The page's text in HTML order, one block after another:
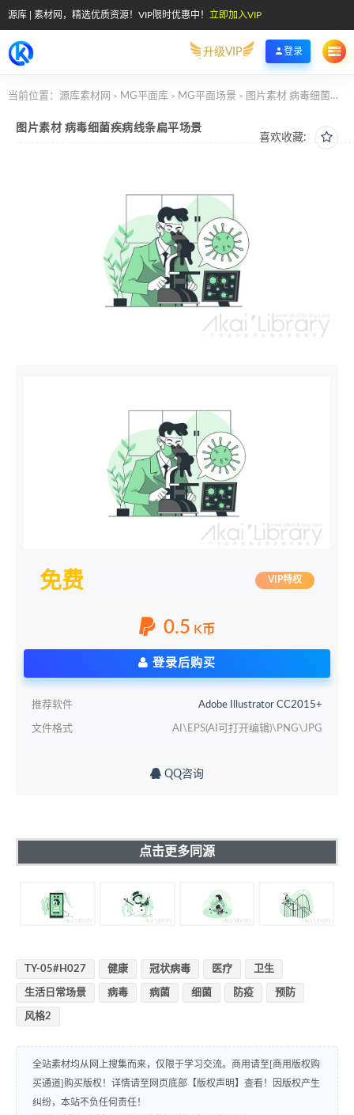
源库 | 素材网，精选优质资源！VIP限时优惠中！ 立即加入VIP
升级VIP 登录
当前位置： 源库素材网 > MG平面库 > MG平面场景 > 图片素材 病毒细菌疾病线条扁平场景
喜欢收藏:
图片素材 病毒细菌疾病线条扁平场景
免费 VIP特权
0.5 K币
登录后购买
推荐软件 Adobe Illustrator CC2015+
文件格式 AI\EPS(AI可打开编辑)\PNG\JPG
QQ咨询
点击更多同源
TY-05#H027 健康 冠状病毒 医疗 卫生
生活日常场景 病毒 病菌 细菌 防疫 预防
风格2
全站素材均从网上搜集而来，仅限于学习交流。商用请至[商用版权购
买通道]购买版权！详情请至网页底部【版权声明】查看！因版权产生
纠纷，本站不负任何责任！